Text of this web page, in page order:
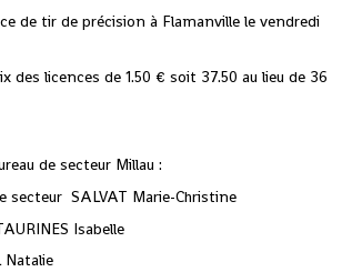
de tir de précision à Flamanville le vendredi
des licences de 1.50 € soit 37.50 au lieu de 36
de secteur Millau :
secteur SALVAT Marie-Christine
Isabelle
Natalie